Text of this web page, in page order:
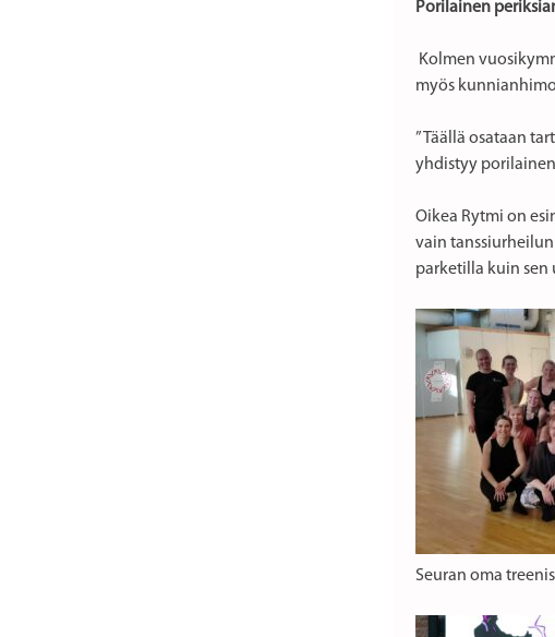
Porilainen
Kolmen
myös
”Täällä osataan
yhdistyy
Oikea Rytmi on
vain
parketilla kuin
Seuran oma